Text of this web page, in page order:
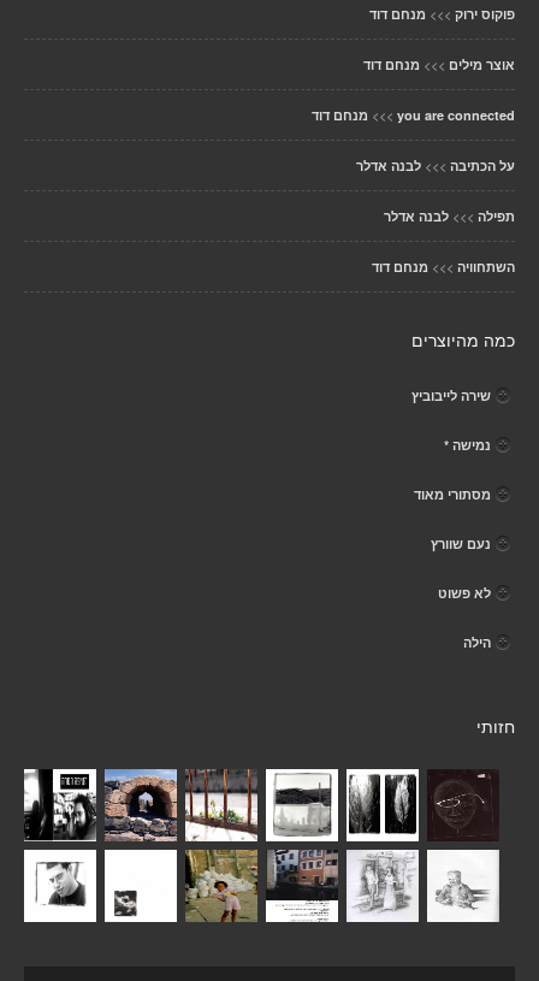
פוקוס ירוק >>> מנחם דוד
אוצר מילים >>> מנחם דוד
you are connected
>>> מנחם דוד
על הכתיבה >>> לבנה אדלר
תפילה >>> לבנה אדלר
השתחוויה >>> מנחם דוד
כמה מהיוצרים
שירה לייבוביץ
נמישה *
מסתורי מאוד
נעם שוורץ
לא פשוט
הילה
חזותי